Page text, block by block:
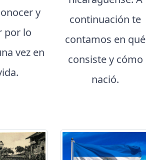
y
por lo
vez en
continuación te
contamos en qué
consiste y cómo
nació.